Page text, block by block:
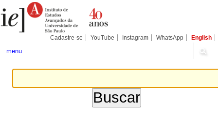
para
conteúdo.
Pessoais
Cadastre-se YouTube Instagram WhatsApp English
menu